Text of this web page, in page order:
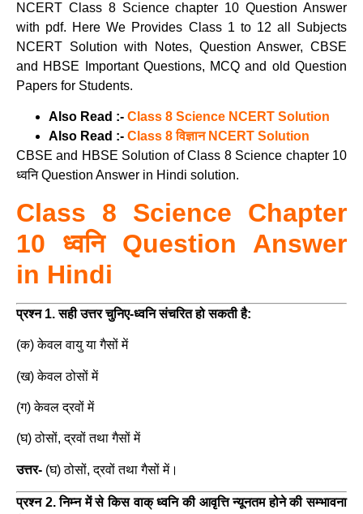
NCERT Class 8 Science chapter 10 Question Answer
with pdf. Here We Provides Class 1 to 12 all Subjects
NCERT Solution with Notes, Question Answer, CBSE
and HBSE Important Questions, MCQ and old Question
Papers for Students.
Also Read :- Class 8 Science NCERT Solution
Also Read :- Class 8 विज्ञान NCERT Solution
CBSE and HBSE Solution of Class 8 Science chapter 10
ध्वनि Question Answer in Hindi solution.
Class 8 Science Chapter
10 ध्वनि Question Answer
in Hindi
प्रश्न 1. सही उत्तर चुनिए-ध्वनि संचरित हो सकती है:
(क) केवल वायु या गैसों में
(ख) केवल ठोसों में
(ग) केवल द्रवों में
(घ) ठोसों, द्रवों तथा गैसों में
उत्तर- (घ) ठोसों, द्रवों तथा गैसों में।
प्रश्न 2. निम्न में से किस वाक् ध्वनि की आवृत्ति न्यूनतम होने की सम्भावना